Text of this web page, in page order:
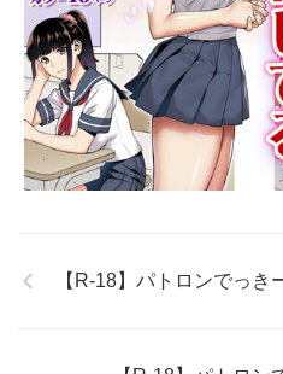
【R-18】パトロンでっき